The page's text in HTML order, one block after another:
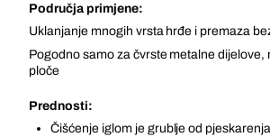
Područja primjene:
Uklanjanje mnogih vrsta hrđe i premaza
Pogodno samo za čvrste metalne dijelove,
ploče
Prednosti:
Čišćenje iglom je grublje od